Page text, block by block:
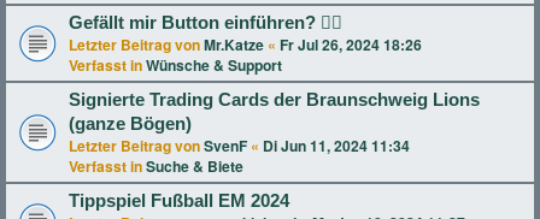
Gefällt mir Button einführen? 👍🏻
Letzter Beitrag vonMr.Katze « Fr Jul 26, 2024 18:26
Verfasst inWünsche & Support
Signierte Trading Cards der Braunschweig Lions
(ganze Bögen)
Letzter Beitrag vonSvenF « Di Jun 11, 2024 11:34
Verfasst inSuche & Biete
Tippspiel Fußball EM 2024